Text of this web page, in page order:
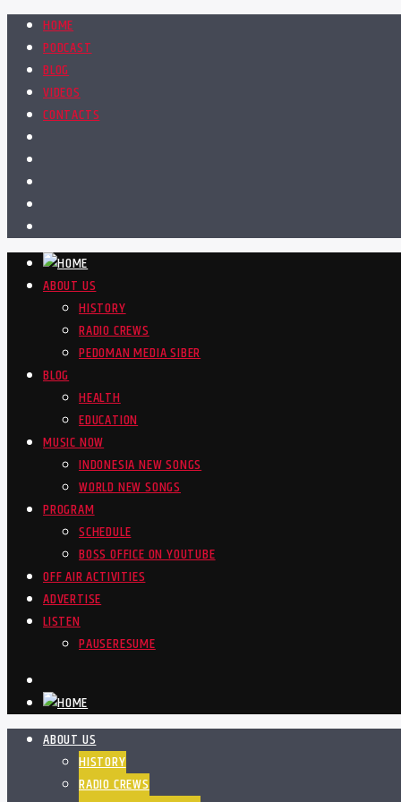
HOME
PODCAST
BLOG
VIDEOS
CONTACTS
ABOUT US
HISTORY
RADIO CREWS
PEDOMAN MEDIA SIBER
BLOG
HEALTH
EDUCATION
MUSIC NOW
INDONESIA NEW SONGS
WORLD NEW SONGS
PROGRAM
SCHEDULE
BOSS OFFICE ON YOUTUBE
OFF AIR ACTIVITIES
ADVERTISE
LISTEN
PAUSERESUME
ABOUT US
HISTORY
RADIO CREWS